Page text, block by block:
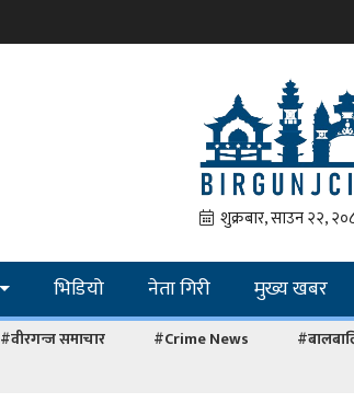
भिडियो नेता गिरी मुख्य खबर
#वीरगन्ज समाचार #Crime News